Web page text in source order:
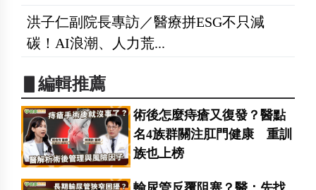
洪子仁副院長專訪／醫療拼ESG不只減
碳！AI浪潮、人力荒...
▋編輯推薦
術後怎麼痔瘡又復發？醫點
名4族群關注肛門健康 重訓
族也上榜